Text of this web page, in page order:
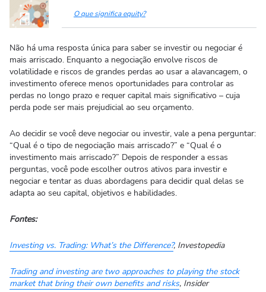
O que significa equity?
Não há uma resposta única para saber se investir ou negociar é
mais arriscado. Enquanto a negociação envolve riscos de
volatilidade e riscos de grandes perdas ao usar a alavancagem, o
investimento oferece menos oportunidades para controlar as
perdas no longo prazo e requer capital mais significativo – cuja
perda pode ser mais prejudicial ao seu orçamento.
Ao decidir se você deve negociar ou investir, vale a pena perguntar:
“Qual é o tipo de negociação mais arriscado?” e “Qual é o
investimento mais arriscado?” Depois de responder a essas
perguntas, você pode escolher outros ativos para investir e
negociar e tentar as duas abordagens para decidir qual delas se
adapta ao seu capital, objetivos e habilidades.
Fontes:
Investing vs. Trading: What’s the Difference?, Investopedia
Trading and investing are two approaches to playing the stock
market that bring their own benefits and risks, Insider